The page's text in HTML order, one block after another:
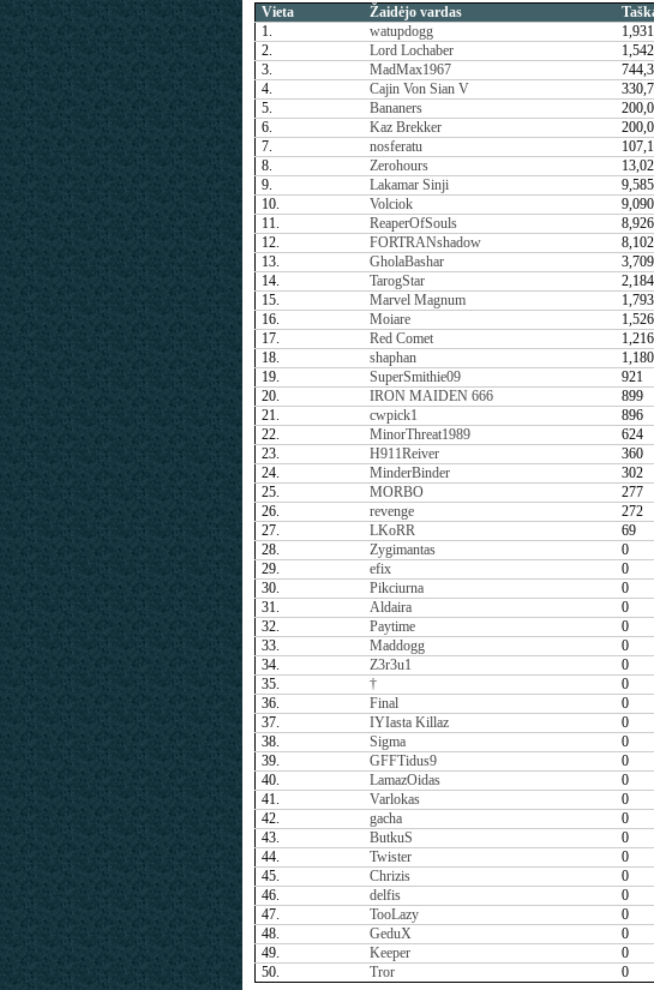
Vieta Žaidėjo vardas
1.
watupdogg
2.
Lord Lochaber
3.
MadMax1967
4.
Cajin Von Sian V
5.
Bananers
6.
Kaz Brekker
7.
nosferatu
8.
Zerohours
9.
Lakamar Sinji 9,585
10.
Volciok 9,090
11.
ReaperOfSouls 8,926
12.
FORTRANshadow 8,102
13.
GholaBashar 3,709
14.
TarogStar 2,184
15.
Marvel Magnum 1,793
16.
Moiare 1,526
17.
Red Comet 1,216
18.
shaphan 1,180
19.
SuperSmithie09 921
20.
IRON MAIDEN 666 899
21.
cwpick1 896
22.
MinorThreat1989 624
23.
H911Reiver 360
24.
MinderBinder 302
25.
MORBO 277
26.
revenge 272
27.
LKoRR 69
28.
Zygimantas 0
29.
efix 0
30.
Pikciurna 0
31.
Aldaira 0
32.
Paytime 0
33.
Maddogg 0
34.
Z3r3u1 0
35.
† 0
36.
Final 0
37.
IYIasta Killaz 0
38.
Sigma 0
39.
GFFTidus9 0
40.
LamazOidas 0
41.
Varlokas 0
42.
gacha 0
43.
ButkuS 0
44.
Twister 0
45.
Chrizis 0
46.
delfis 0
47.
TooLazy 0
48.
GeduX 0
49.
Keeper 0
50.
Tror 0